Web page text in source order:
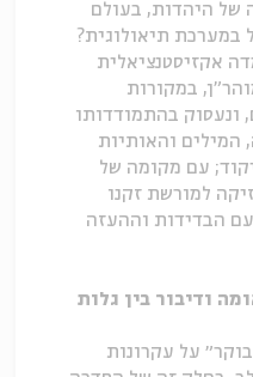
של היהדות, בעולם
במערכת תיאולוגית?
אקזיסטנציאלית
במקורות
ונעסוק בהתמודדותו
המילים והאותיות
עם מקומה של
למורשת זקנו
הבדידות וההעזה
6-10: טראומה ודיבור בין גלות
על עקרונות